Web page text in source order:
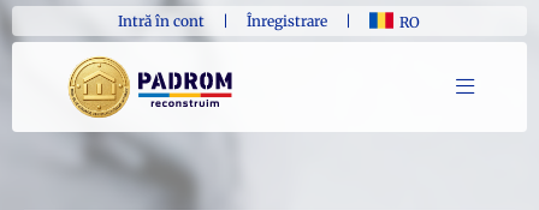
Intră în cont Înregistrare RO